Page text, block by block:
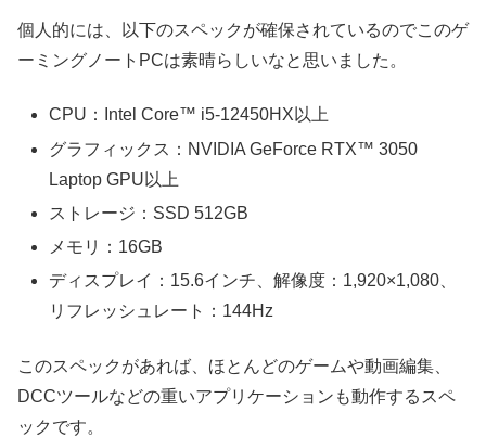
個人的には、以下のスペックが確保されているのでこのゲ
ーミングノートPCは素晴らしいなと思いました。
CPU：Intel Core™ i5-12450HX以上
グラフィックス：NVIDIA GeForce RTX™ 3050
Laptop GPU以上
ストレージ：SSD 512GB
メモリ：16GB
ディスプレイ：15.6インチ、解像度：1,920×1,080、
リフレッシュレート：144Hz
このスペックがあれば、ほとんどのゲームや動画編集、
DCCツールなどの重いアプリケーションも動作するスペ
ックです。